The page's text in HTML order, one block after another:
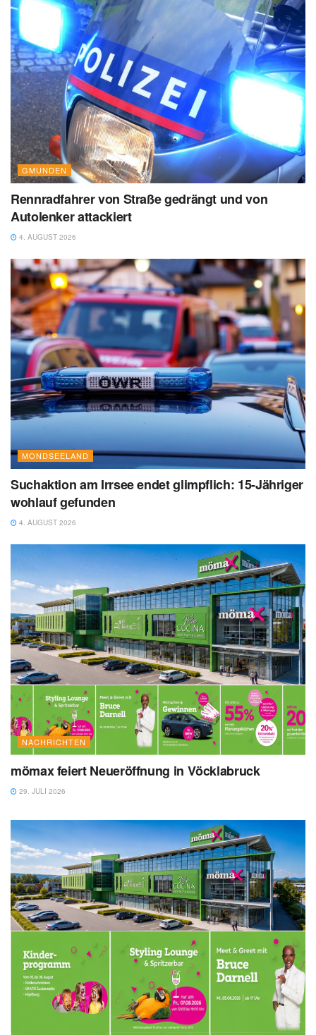
GMUNDEN
Rennradfahrer von Straße gedrängt und von
Autolenker attackiert
4. AUGUST 2026
MONDSEELAND
Suchaktion am Irrsee endet glimpflich: 15-Jähriger
wohlauf gefunden
4. AUGUST 2026
NACHRICHTEN
mömax feiert Neueröffnung in Vöcklabruck
29. JULI 2026